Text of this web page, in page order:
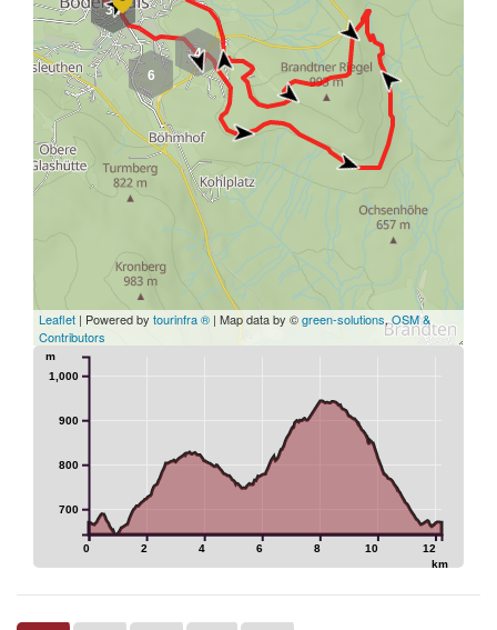
6
4
34
Leaflet | Powered by tourinfra ® | Map data by ©green-solutions,OSM &
Contributors
0 2 4 6 8 10 12
km
700
800
900
1,000
m